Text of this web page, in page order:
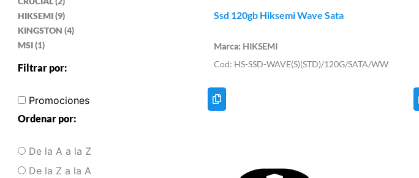
HIKSEMI (9)
KINGSTON (4)
MSI (1)
Filtrar por:
Promociones
Ordenar por:
De la A a la Z
De la Z a la A
Ssd 120gb Hiksemi Wave Sata
HIKSEMI
HS-SSD-WAVE(S)(STD)/120G/SATA/WW